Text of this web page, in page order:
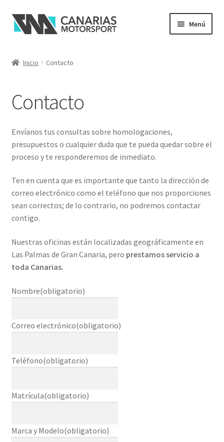
Ir
a
Ir
al
Menú
Inicio Contacto
Contacto
Envíanos tus consultas sobre homologaciones,
presupuestos o cualquier duda que te pueda quedar sobre el
proceso y te responderemos de inmediato.
Ten en cuenta que es importante que tanto la dirección de
correo electrónico como el teléfono que nos proporciones
sean correctos; de lo contrario, no podremos contactar
contigo.
Nuestras oficinas están localizadas geográficamente en
Las Palmas de Gran Canaria, pero prestamos servicio a
toda Canarias.
Nombre(obligatorio)
Correo electrónico(obligatorio)
Teléfono(obligatorio)
Matrícula(obligatorio)
Marca y Modelo(obligatorio)